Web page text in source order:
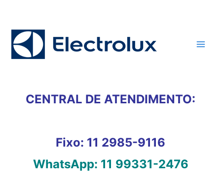
conteúdo
CENTRAL DE ATENDIMENTO:
Fixo: 11 2985-9116
WhatsApp: 11 99331-2476